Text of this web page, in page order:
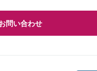
問い合わせ